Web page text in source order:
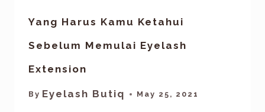
Yang Harus Kamu Ketahui
Sebelum Memulai Eyelash
Extension
By Eyelash Butiq May 25, 2021